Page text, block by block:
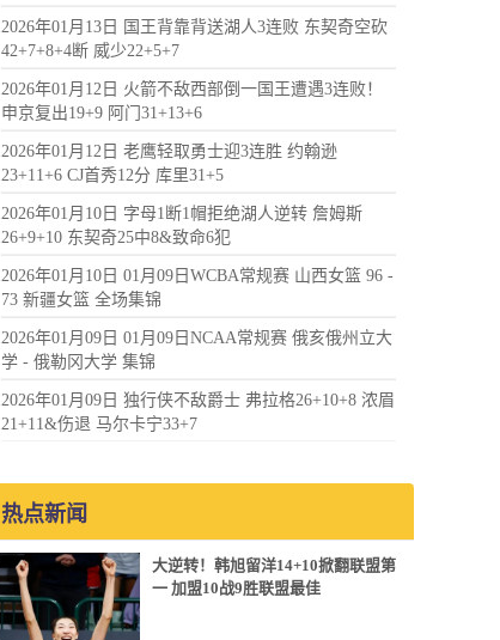
2026年01月13日 国王背靠背送湖人3连败 东契奇空砍
42+7+8+4断 威少22+5+7
2026年01月12日 火箭不敌西部倒一国王遭遇3连败！
申京复出19+9 阿门31+13+6
2026年01月12日 老鹰轻取勇士迎3连胜 约翰逊
23+11+6 CJ首秀12分 库里31+5
2026年01月10日 字母1断1帽拒绝湖人逆转 詹姆斯
26+9+10 东契奇25中8&致命6犯
2026年01月10日 01月09日WCBA常规赛 山西女篮 96 -
73 新疆女篮 全场集锦
2026年01月09日 01月09日NCAA常规赛 俄亥俄州立大
学 - 俄勒冈大学 集锦
2026年01月09日 独行侠不敌爵士 弗拉格26+10+8 浓眉
21+11&伤退 马尔卡宁33+7
热点新闻
大逆转！韩旭留洋14+10掀翻联盟第
一 加盟10战9胜联盟最佳